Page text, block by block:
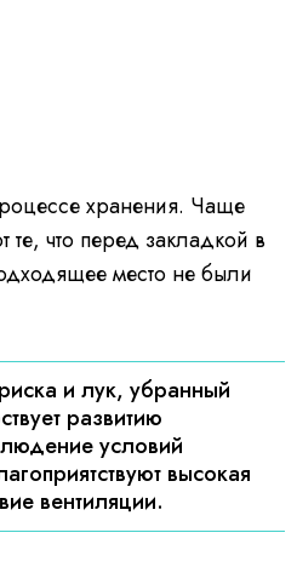
хранения. Чаще
те, что перед закладкой в
место не были
и лук, убранный
развитию
условий
высокая
вентиляции.